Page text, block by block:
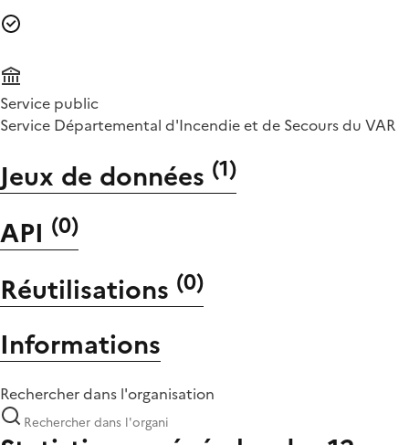
Service public
Service Départemental d'Incendie et de Secours du VAR
Jeux de données (1)
API (0)
Réutilisations (0)
Informations
Rechercher dans l'organisation